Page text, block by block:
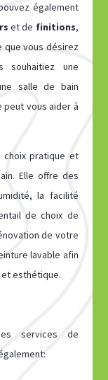
également
et de finitions,
que vous désirez
souhaitiez une
salle de bain
peut vous aider à
choix pratique et
Elle offre des
la facilité
de choix de
de votre
lavable afin
esthétique.
services de